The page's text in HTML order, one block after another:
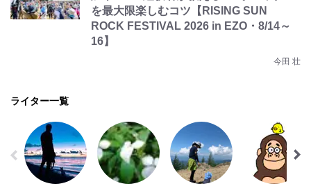
を最大限楽しむコツ【RISING SUN
ROCK FESTIVAL 2026 in EZO・8/14～
16】
今田 壮
ライター一覧